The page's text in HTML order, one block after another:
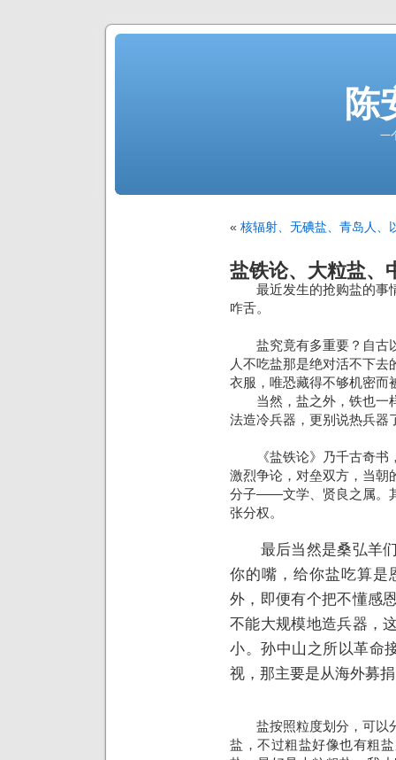
陈
一
« 核辐射、无碘盐、青岛人、
盐铁论、大粒盐、
最近发生的抢购盐的事
咋舌。
盐究竟有多重要？自古
人不吃盐那是绝对活不下
衣服，唯恐藏得不够机密而
当然，盐之外，铁也一
法造冷兵器，更别说热兵器
《盐铁论》乃千古奇书
激烈争论，对垒双方，当
分子——文学、贤良之属。
张分权。
最后当然是桑弘羊们
你的嘴，给你盐吃算是
外，即便有个把不懂感
不能大规模地造兵器，
小。孙中山之所以革命
视，那主要是从海外募
盐按照粒度划分，可以
盐，不过粗盐好像也有粗